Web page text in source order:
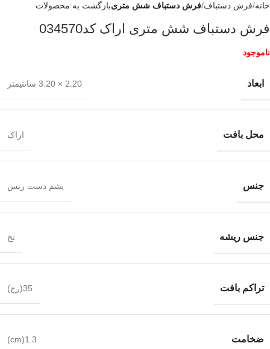
خانه فرش دستباف فرش دستباف شش متریبازگشت به محصولات
فرش دستباف شش متری اراک کد034570
ناموجود
ابعاد 2.20 × 3.20 سانتیمتر
محل بافت اراک
جنس پشم دست ریس
جنس ریشه نخ
تراکم بافت 35(رج)
ضخامت 1.3(cm)